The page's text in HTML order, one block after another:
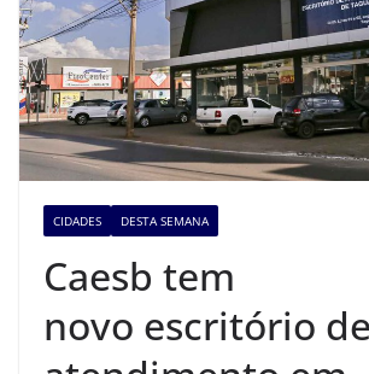
CIDADES DESTA SEMANA
Caesb tem
novo escritório de